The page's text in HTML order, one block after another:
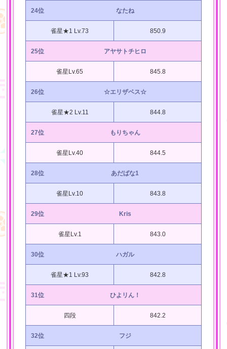
24位 なたね
雀星★1 Lv.73 850.9
25位 アヤサトチヒロ
雀星Lv.65 845.8
26位 ☆エリザベス☆
雀星★2 Lv.11 844.8
27位 もりちゃん
雀星Lv.40 844.5
28位 あだばな1
雀星Lv.10 843.8
29位 Kris
雀星Lv.1 843.0
30位 ハガル
雀星★1 Lv.93 842.8
31位 ひよリん！
四段 842.2
32位 フジ